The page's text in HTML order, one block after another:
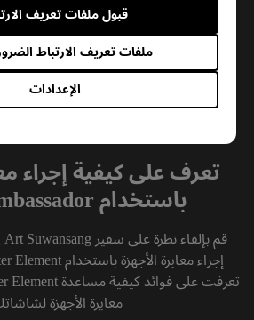
الإعدادات
ملفات تعريف الارتباط
قبول ملفات تعريف
للحصول على تعديلات أكثر دقة.
تعرف على كيفية إجراء
باستخدام BenQ Ambassador
معايرة الأجهزة